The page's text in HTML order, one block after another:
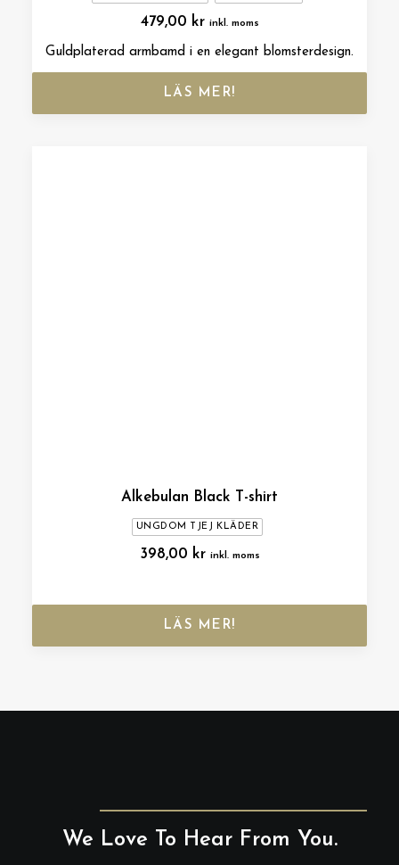
479,00 kr inkl. moms
Guldplaterad armbamd i en elegant blomsterdesign.
LÄS MER!
Alkebulan Black T-shirt
UNGDOM TJEJ KLÄDER
398,00 kr inkl. moms
LÄS MER!
We Love To Hear From You.